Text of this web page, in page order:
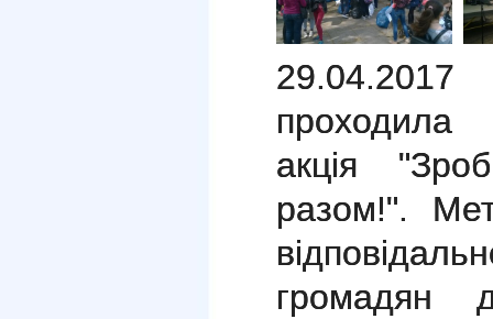
проходила
акція
разом!".
громадян